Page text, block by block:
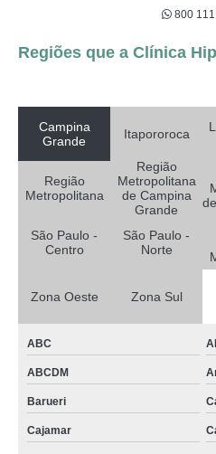
800
Regiões que a Clínica
Campina
Grande
Itapororoca
Região
Metropolitana
Região
Metropolitana
de Campina
Grande
São Paulo -
Centro
São Paulo -
Norte
Zona Oeste Zona Sul
ABC
ABCDM
Barueri
Cajamar